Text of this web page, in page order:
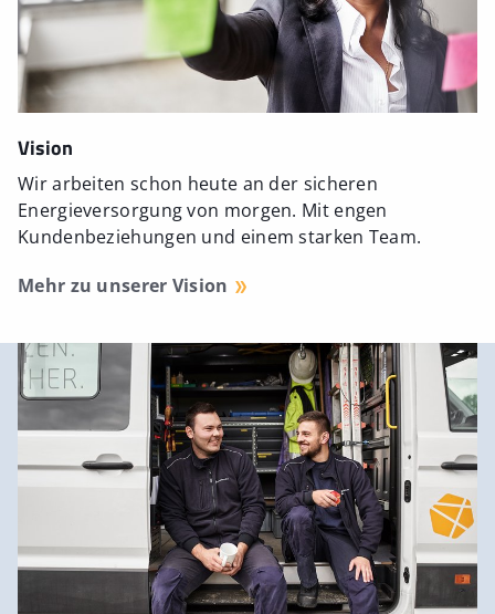
Vision
Wir arbeiten schon heute an der sicheren
Energieversorgung von morgen. Mit engen
Kundenbeziehungen und einem starken Team.
Mehr zu unserer Vision